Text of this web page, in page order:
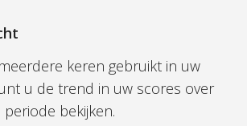
keren gebruikt in uw
u de trend in uw scores over
bekijken.